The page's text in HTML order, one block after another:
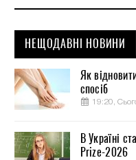
НЕЩОДАВНІ НОВИНИ
Як
спосіб
19:20,
В Україні
Prize-2026